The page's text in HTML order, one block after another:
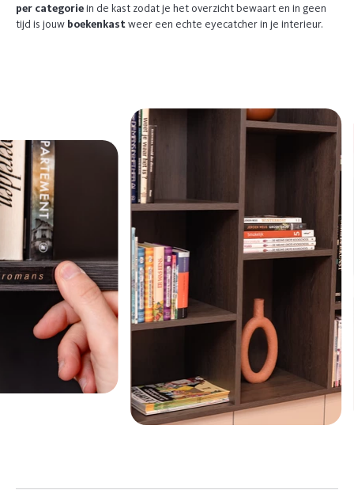
per categoriein de kast zodat je het overzicht bewaart en in geen
tijd is jouw boekenkastweer een echte eyecatcher in je interieur.